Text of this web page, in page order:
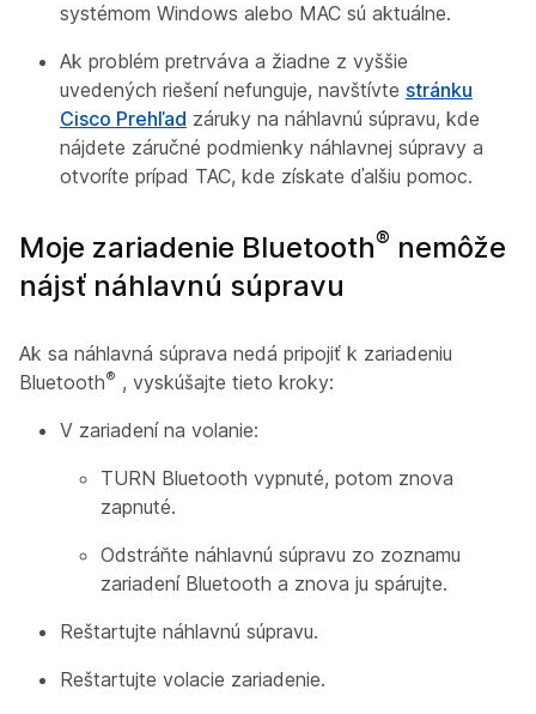
systémom Windows alebo MAC sú aktuálne.
Ak problém pretrváva a žiadne z vyššie
uvedených riešení nefunguje, navštívte stránku
Cisco Prehľad záruky na náhlavnú súpravu, kde
nájdete záručné podmienky náhlavnej súpravy a
otvoríte prípad TAC, kde získate ďalšiu pomoc.
Moje zariadenie Bluetooth® nemôže
nájsť náhlavnú súpravu
Ak sa náhlavná súprava nedá pripojiť k zariadeniu
Bluetooth® , vyskúšajte tieto kroky:
V zariadení na volanie:
TURN Bluetooth vypnuté, potom znova
zapnuté.
Odstráňte náhlavnú súpravu zo zoznamu
zariadení Bluetooth a znova ju spárujte.
Reštartujte náhlavnú súpravu.
Reštartujte volacie zariadenie.